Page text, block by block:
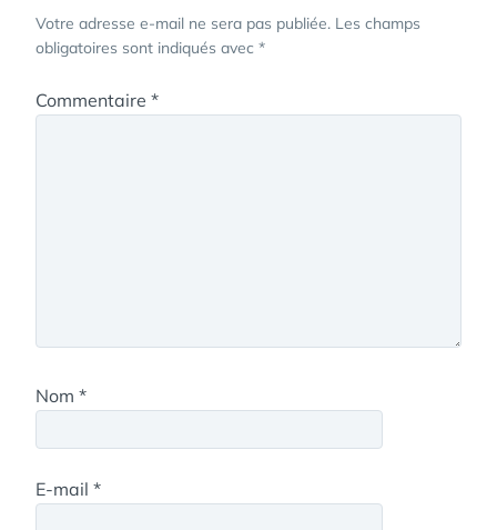
Votre adresse e-mail ne sera pas publiée. Les champs
obligatoires sont indiqués avec *
Commentaire *
Nom *
E-mail *